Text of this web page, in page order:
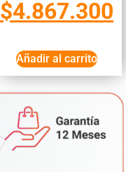
$4.867.300
Añadir al carrito